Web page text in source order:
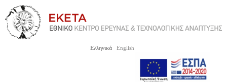
Ελληνικά English